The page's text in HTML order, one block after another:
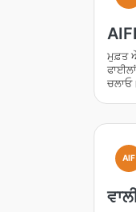
ਮੁਫ਼ਤ
ਚਲਾਓ।
AIF